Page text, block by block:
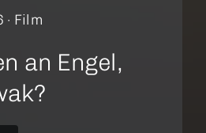
Film
an Engel,